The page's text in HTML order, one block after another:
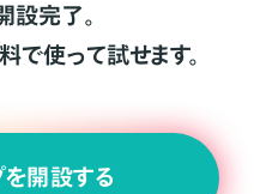
設完了。
で使って試せます。
開設する